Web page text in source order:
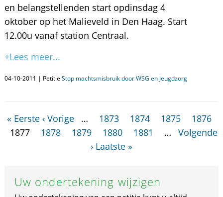
en belangstellenden start opdinsdag 4
oktober op het Malieveld in Den Haag. Start
12.00u vanaf station Centraal.
+Lees meer...
04-10-2011 | Petitie Stop machtsmisbruik door WSG en Jeugdzorg
« Eerste ‹ Vorige … 1873 1874 1875
1876
1877
1878 1879 1880 1881 …
Volgende
› Laatste »
Uw ondertekening wijzigen